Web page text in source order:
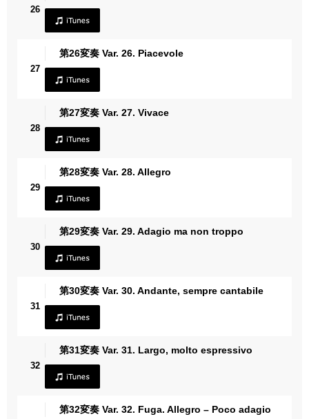
26
27
第26変奏 Var. 26. Piacevole
28
第27変奏 Var. 27. Vivace
29
第28変奏 Var. 28. Allegro
30
第29変奏 Var. 29. Adagio ma non troppo
31
第30変奏 Var. 30. Andante, sempre cantabile
32
第31変奏 Var. 31. Largo, molto espressivo
第32変奏 Var. 32. Fuga. Allegro – Poco adagio